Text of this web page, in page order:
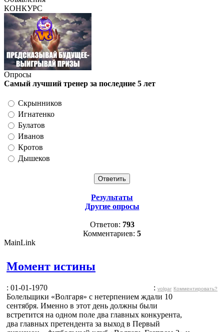
КОНКУРС
Опросы
Самый лучший тренер за последние 5 лет
Скрынников
Игнатенко
Булатов
Иванов
Кротов
Дышеков
Результаты
Другие опросы
Ответов: 793
Комментариев: 5
MainLink
Момент истины
: 01-01-1970 : volgar Комментировать?
Болельщики «Волгаря» с нетерпением ждали 10
сентября. Именно в этот день должны были
встретится на одном поле два главных конкурента,
два главных претендента за выход в Первый